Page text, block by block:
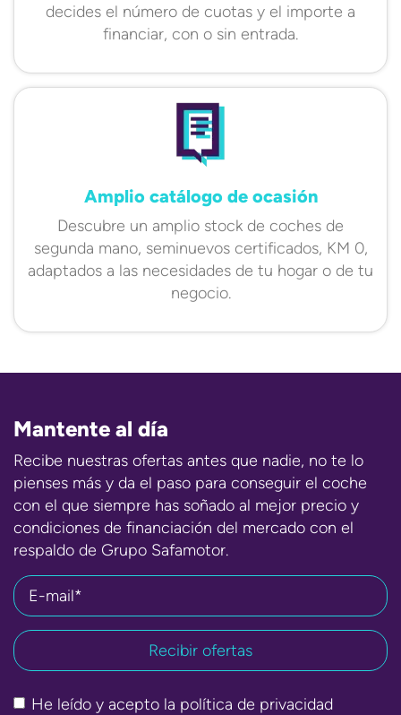
decides el número de cuotas y el importe a
financiar, con o sin entrada.
Amplio catálogo de ocasión
Descubre un amplio stock de coches de
segunda mano, seminuevos certificados, KM 0,
adaptados a las necesidades de tu hogar o de tu
negocio.
Mantente al día
Recibe nuestras ofertas antes que nadie, no te lo
pienses más y da el paso para conseguir el coche
con el que siempre has soñado al mejor precio y
condiciones de financiación del mercado con el
respaldo de Grupo Safamotor.
E-mail*
He leído y acepto la política de privacidad